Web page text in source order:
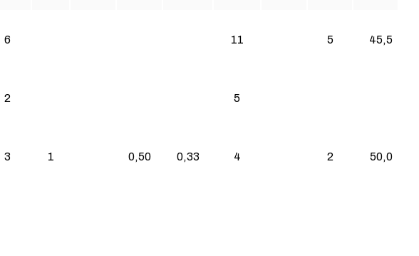
6 11 5 45,5
2 5
3 1 0,50 0,33 4 2 50,0